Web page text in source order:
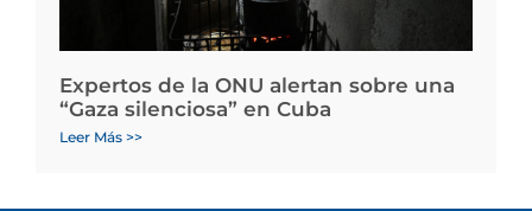
Expertos de la ONU alertan sobre una
“Gaza silenciosa” en Cuba
Leer Más >>